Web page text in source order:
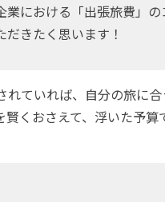
における「出張旅費」
きたく思います！
ていれば、自分の旅に
くおさえて、浮いた予